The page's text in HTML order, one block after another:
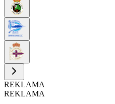
REKLAMA
REKLAMA